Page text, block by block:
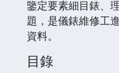
鑒定要素細目錶、
題，是儀錶維修工
資料。
目錄